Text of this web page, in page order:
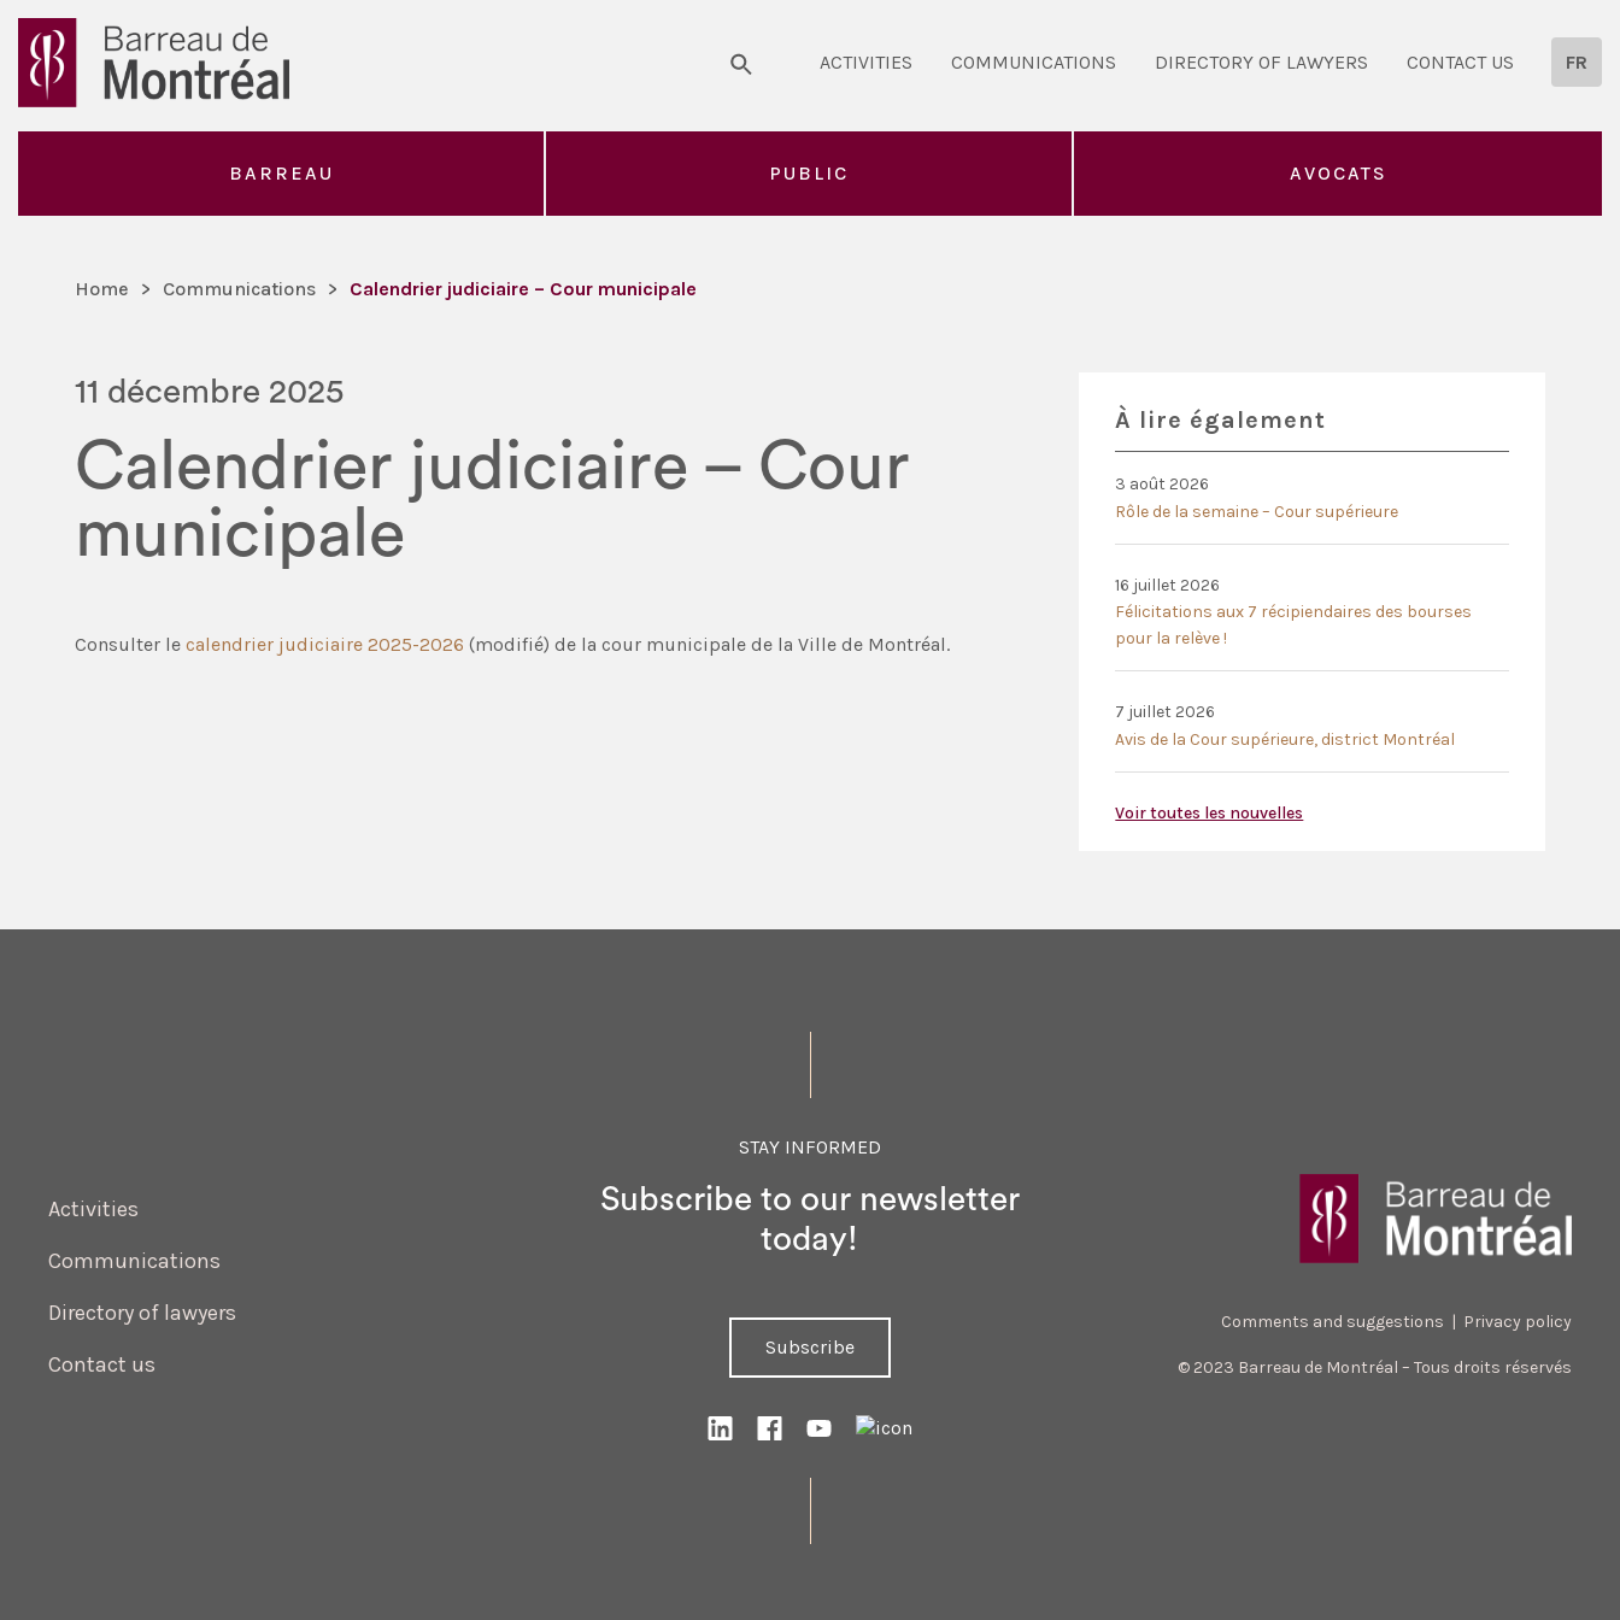
ACTIVITIES COMMUNICATIONS DIRECTORY OF LAWYERS CONTACT US FR
BARREAU PUBLIC AVOCATS
Home > Communications > Calendrier judiciaire – Cour municipale
11 décembre 2025
Calendrier judiciaire – Cour
municipale
Consulter le calendrier judiciaire 2025-2026 (modifié) de la cour municipale de la Ville de Montréal.
À lire également
3 août 2026
Rôle de la semaine – Cour supérieure
16 juillet 2026
Félicitations aux 7 récipiendaires des bourses
pour la relève !
7 juillet 2026
Avis de la Cour supérieure, district Montréal
Voir toutes les nouvelles
Activities
Communications
Directory of lawyers
Contact us
STAY INFORMED
Subscribe to our newsletter
today!
Subscribe
Comments and suggestions Privacy policy
© 2023 Barreau de Montréal – Tous droits réservés